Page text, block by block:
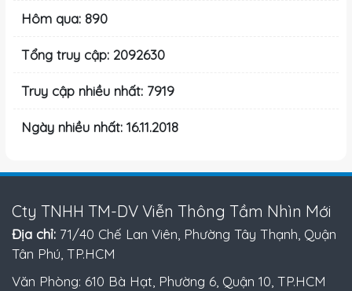
Hôm qua: 890
Tổng truy cập: 2092630
Truy cập nhiều nhất: 7919
Ngày nhiều nhất: 16.11.2018
Cty TNHH TM-DV Viễn Thông Tầm Nhìn Mới
Địa chỉ: 71/40 Chế Lan Viên, Phường Tây Thạnh, Quận
Tân Phú, TP.HCM
Văn Phòng: 610 Bà Hạt, Phường 6, Quận 10, TP.HCM